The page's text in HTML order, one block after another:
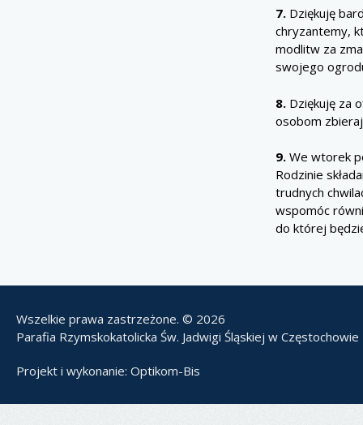
7. Dziękuję
chryzantemy,
modlitw za
swojego
8. Dziękuję za
osobom
9. We wtorek
Rodzinie
trudnych
wspomóc
do której
Wszelkie prawa zastrzeżone. © 2026
Parafia Rzymskokatolicka Św. Jadwigi Śląskiej w Częstochowie
Projekt i wykonanie: Optikom-Bis